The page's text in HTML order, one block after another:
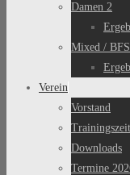
Damen 2
Mixed / BFS
Verein
Vorstand
Downloads
Termine